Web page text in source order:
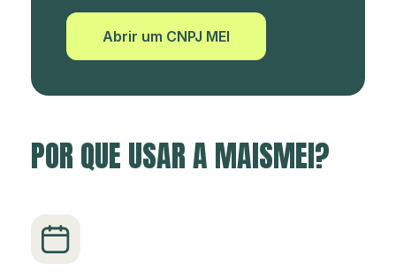
Abrir um CNPJ MEI
POR QUE USAR A MAISMEI?